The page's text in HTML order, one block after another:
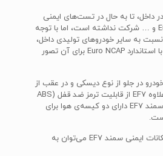
داخل، تا به حال در تست‌های ایمنی
اروپایی نظیر Euro NCAP و … شرکت نداشته است، اما با توجه
به سایر خودرو‌های تولیدی داخل،
می‌توانیم سه ستاره را با استاندارد Euro NCAP برای آن تصور
در جلو از نوع دیسکی و در عقب از
نوع کاسه‌ای است, به علاوه EF7 از قابلیت ترمز ضد قفل (ABS
+ EBD) برخوردار است. سمند EF7 دارای دو کیسه‌ی هوا برای
– از دیگر تجهیزات و امکانات ایمنی سمند EF7 می‌توان به